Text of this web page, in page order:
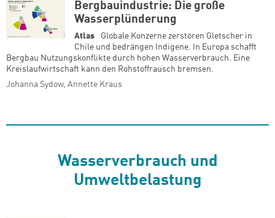
Bergbauindustrie: Die große
Wasserplünderung
Atlas
Globale Konzerne zerstören Gletscher in
Chile und bedrängen Indigene. In Europa schafft
Bergbau Nutzungskonflikte durch hohen Wasserverbrauch. Eine
Kreislaufwirtschaft kann den Rohstoffrausch bremsen.
Johanna Sydow, Annette Kraus
Wasserverbrauch und
Umweltbelastung